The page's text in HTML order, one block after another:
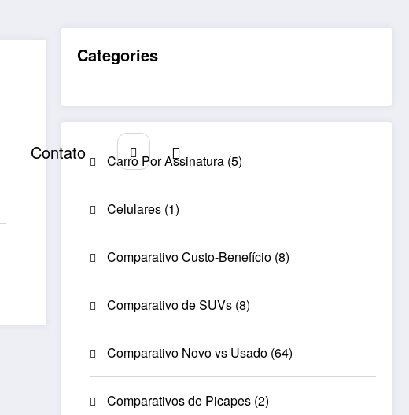
Contato
Categories
Carro Por Assinatura (5)
Celulares (1)
Comparativo Custo-Benefício (8)
Comparativo de SUVs (8)
Comparativo Novo vs Usado (64)
Comparativos de Picapes (2)